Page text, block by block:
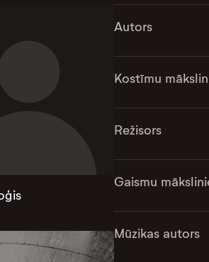
Autors
Kostīmu
Režisors
Gaismu
Mūzikas autors